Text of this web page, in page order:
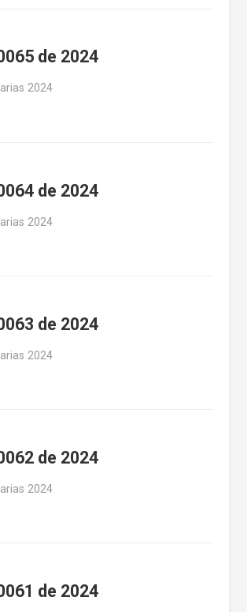
de 2024
2024
de 2024
2024
de 2024
2024
de 2024
2024
de 2024